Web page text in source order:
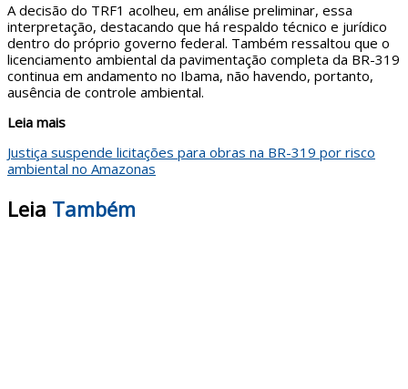
A decisão do TRF1 acolheu, em análise preliminar, essa
interpretação, destacando que há respaldo técnico e jurídico
dentro do próprio governo federal. Também ressaltou que o
licenciamento ambiental da pavimentação completa da BR-319
continua em andamento no Ibama, não havendo, portanto,
ausência de controle ambiental.
Leia mais
Justiça suspende licitações para obras na BR-319 por risco
ambiental no Amazonas
Leia Também